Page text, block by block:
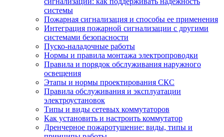
системы
Пожарная сигнализация и способы ее применения
Интеграция пожарной сигнализации с другими
системами безопасности
Пуско-наладочные работы
Нормы и правила монтажа электропроводки
Правила и порядок обслуживания наружного
освещения
Этапы и нормы проектирования СКС
Правила обслуживания и эксплуатации
электроустановок
Типы и виды сетевых коммутаторов
Как установить и настроить коммутатор
Дренчерное пожаротушение: виды, типы и